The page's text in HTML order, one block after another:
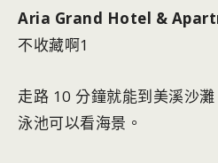
Aria Grand Hotel &
不收藏啊1
走路 10 分鐘就能到美溪沙
泳池可以看海景。